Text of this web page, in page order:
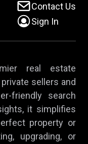
Contact Us
Sign In
real estate
sellers and
friendly search
it simplifies
property or
upgrading, or